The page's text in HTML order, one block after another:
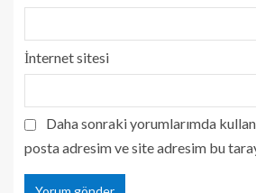
İnternet sitesi
Daha sonraki yorumlarımda
posta adresim ve site adresim bu